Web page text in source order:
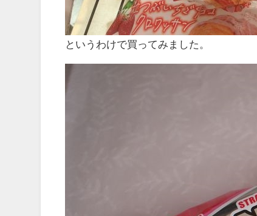
というわけで買ってみました。